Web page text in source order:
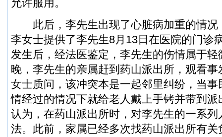
允许服用。
此后，李先生出现了心脏病加重的情况
李女士提供了李先生8月13日在医院的门诊
发生后，经法医鉴定，李先生的伤情属于轻
晚，李先生的亲属赶到药山派出所，观看
女士质问，该冲突本是一起邻里纠纷，当
情经过的情况下就给老人戴上手铐并带到
认为，在药山派出所时，对李先生的一系
法。此前，家属已经多次找药山派出所有